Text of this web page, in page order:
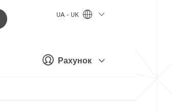
Рахунок
UA - UK